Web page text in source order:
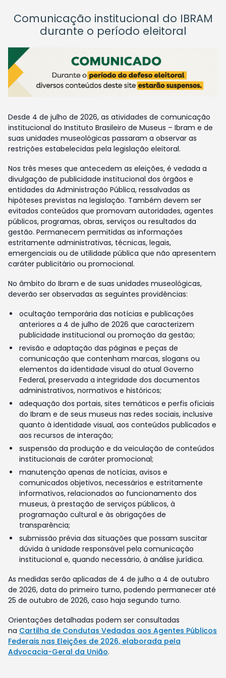
Comunicação institucional do IBRAM
durante o período eleitoral
Desde 4 de julho de 2026, as atividades de comunicação
institucional do Instituto Brasileiro de Museus – Ibram e de
suas unidades museológicas passaram a observar as
restrições estabelecidas pela legislação eleitoral.
Nos três meses que antecedem as eleições, é vedada a
divulgação de publicidade institucional dos órgãos e
entidades da Administração Pública, ressalvadas as
hipóteses previstas na legislação. Também devem ser
evitados conteúdos que promovam autoridades, agentes
públicos, programas, obras, serviços ou resultados da
gestão. Permanecem permitidas as informações
estritamente administrativas, técnicas, legais,
emergenciais ou de utilidade pública que não apresentem
caráter publicitário ou promocional.
No âmbito do Ibram e de suas unidades museológicas,
deverão ser observadas as seguintes providências:
ocultação temporária das notícias e publicações
anteriores a 4 de julho de 2026 que caracterizem
publicidade institucional ou promoção da gestão;
revisão e adaptação das páginas e peças de
comunicação que contenham marcas, slogans ou
elementos da identidade visual do atual Governo
Federal, preservada a integridade dos documentos
administrativos, normativos e históricos;
adequação dos portais, sites temáticos e perfis oficiais
do Ibram e de seus museus nas redes sociais, inclusive
quanto à identidade visual, aos conteúdos publicados e
aos recursos de interação;
suspensão da produção e da veiculação de conteúdos
institucionais de caráter promocional;
manutenção apenas de notícias, avisos e
comunicados objetivos, necessários e estritamente
informativos, relacionados ao funcionamento dos
museus, à prestação de serviços públicos, à
programação cultural e às obrigações de
transparência;
submissão prévia das situações que possam suscitar
dúvida à unidade responsável pela comunicação
institucional e, quando necessário, à análise jurídica.
As medidas serão aplicadas de 4 de julho a 4 de outubro
de 2026, data do primeiro turno, podendo permanecer até
25 de outubro de 2026, caso haja segundo turno.
Orientações detalhadas podem ser consultadas
na Cartilha de Condutas Vedadas aos Agentes Públicos
Federais nas Eleições de 2026, elaborada pela
Advocacia-Geral da União.